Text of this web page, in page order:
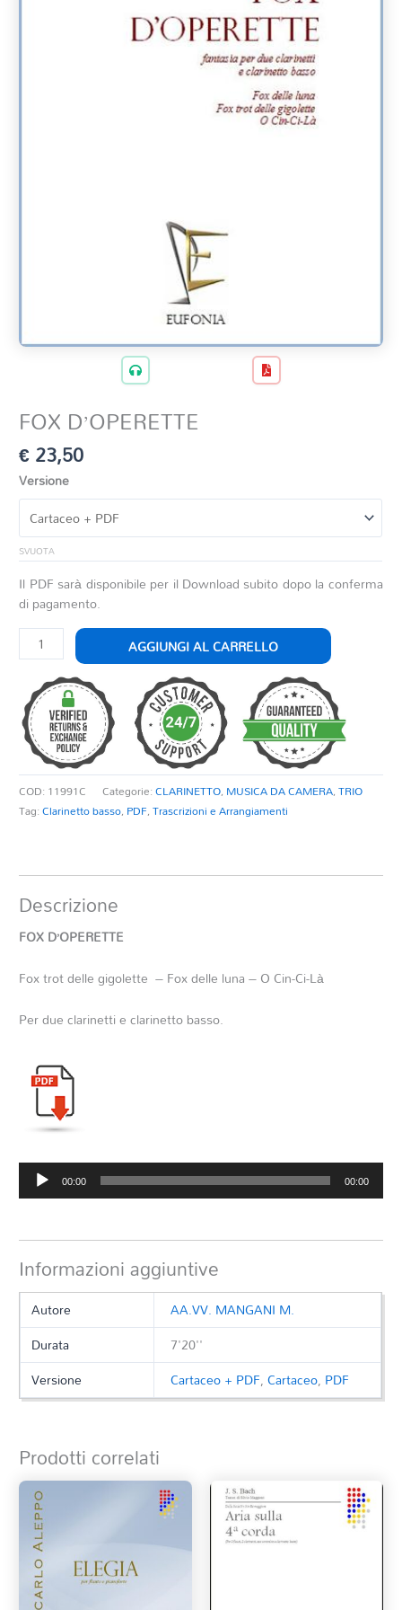
FOX D’OPERETTE
€23,50
Versione
SVUOTA
Il PDF sarà disponibile per il Download subito dopo la conferma
di pagamento.
FOX
D'OPERETTE
quantità
AGGIUNGI AL CARRELLO
COD: 11991C Categorie:CLARINETTO, MUSICA DA CAMERA,TRIO
Tag:Clarinetto basso, PDF,Trascrizioni e Arrangiamenti
Descrizione
FOX D’OPERETTE
Fox trot delle gigolette – Fox delle luna – O Cin-Ci-Là
Per due clarinetti e clarinetto basso.
Audio
Player
00:00 00:00
Informazioni aggiuntive
Autore
AA.VV. MANGANI M.
Durata
7'20''
Versione
Cartaceo + PDF,Cartaceo, PDF
Prodotti correlati